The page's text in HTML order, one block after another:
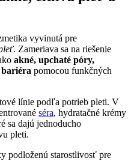
vyvinutá pre
. Zameriava sa na riešenie
akné, upchaté póry,
pomocou funkčných
línie podľa potrieb pleti. V
séra, hydratačné krémy
sa dajú jednoducho
pleti.
podloženú starostlivosť pre